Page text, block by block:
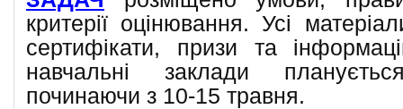
критерії оцінювання. Усі
сертифікати, призи та
навчальні заклади
починаючи з 10-15 травня.